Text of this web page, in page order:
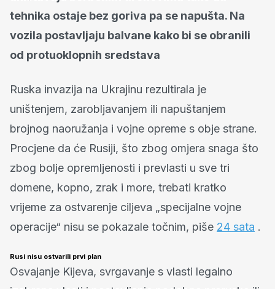
tehnika ostaje bez goriva pa se napušta. Na
vozila postavljaju balvane kako bi se obranili
od protuoklopnih sredstava
Ruska invazija na Ukrajinu rezultirala je
uništenjem, zarobljavanjem ili napuštanjem
brojnog naoružanja i vojne opreme s obje strane.
Procjene da će Rusiji, što zbog omjera snaga što
zbog bolje opremljenosti i prevlasti u sve tri
domene, kopno, zrak i more, trebati kratko
vrijeme za ostvarenje ciljeva „specijalne vojne
operacije“ nisu se pokazale točnim, piše 24 sata .
Rusi nisu ostvarili prvi plan
Osvajanje Kijeva, svrgavanje s vlasti legalno